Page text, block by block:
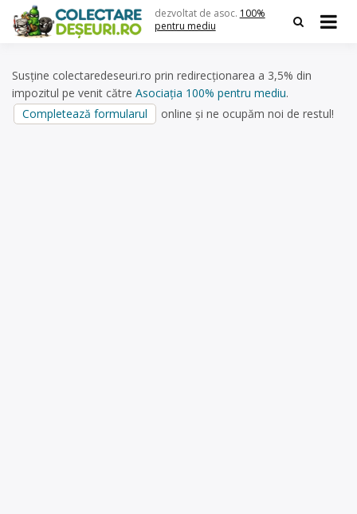
content
dezvoltat de asoc. 100%
pentru mediu
Susține colectaredeseuri.ro prin redirecționarea a 3,5% din
impozitul pe venit către Asociația 100% pentru mediu.
Completează formularul
online și ne ocupăm noi de restul!